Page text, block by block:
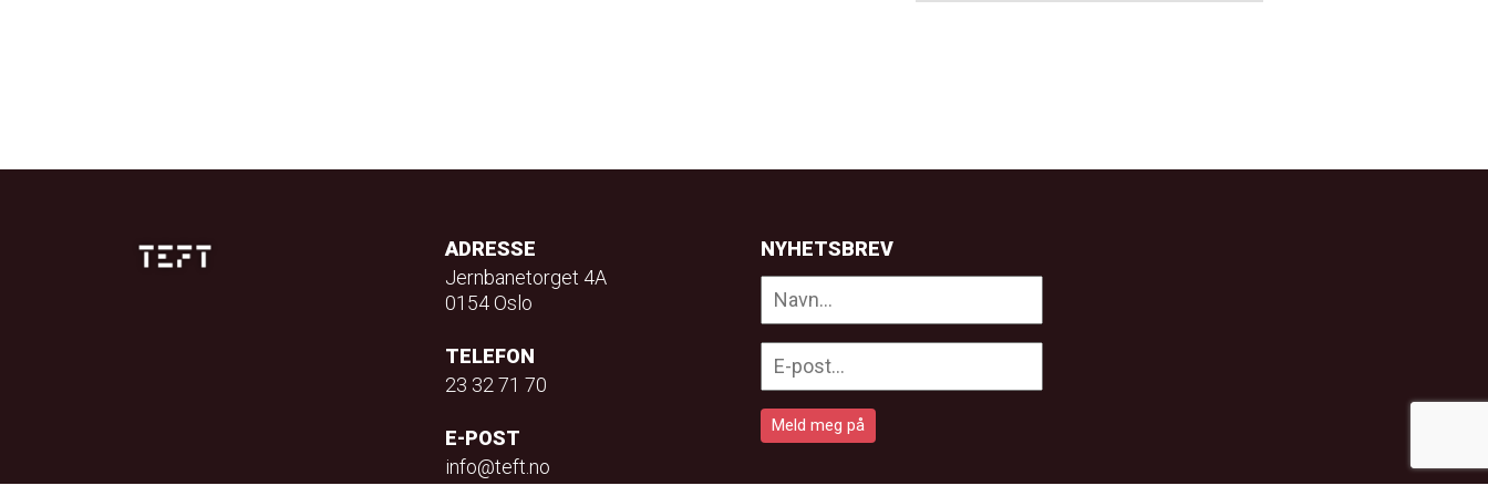
ADRESSE
Jernbanetorget 4A
0154 Oslo
TELEFON
23 32 71 70
E-POST
info@teft.no
NYHETSBREV